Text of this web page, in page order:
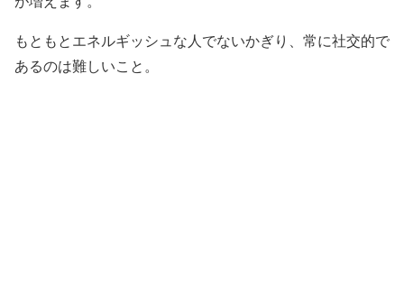
もともとエネルギッシュな人でないかぎり、常に社交的で
あるのは難しいこと。